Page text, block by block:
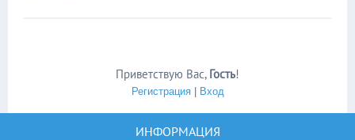
Приветствую Вас, Гость!
Регистрация| Вход
ИНФОРМАЦИЯ